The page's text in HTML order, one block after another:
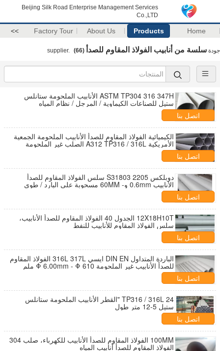
Beijing Silk Road Enterprise Management Services
Co.,LTD
Home
Products
About Us
Factory Tour
>>
جودة سلسة من أنابيب الفولاذ المقاوم للصدأ (66)
ASTM TP304 316 347H الأنابيب الملحومة ستانلس
ستيل للصناعات الكيماوية / المرجل / نظام المياه
اتصل بنا
الكيميائية الفولاذ المقاوم للصدأ الأنابيب الملحومة الجمعية
الأمريكية A312 TP316 / 316L الصلب غير الملحومة
الأنابيب
اتصل بنا
دوبلكس 2205 S31803 سلس الفولاذ المقاوم للصدأ
الأنابيب 0.6mm و- 60MM مسحوبة على البارد / طوى
اتصل بنا
12X18H10T الجدول 40 الفولاذ المقاوم للصدأ الأنابيب،
سلس الفولاذ المقاوم للأنابيب للنفط
اتصل بنا
الباردة المتداول DIN EN ايسي 316L 317L الفولاذ المقاوم
للصدأ الأنابيب غير الملحومة Φ 6.00mm - Φ 610 ملم
اتصل بنا
TP316 / 316L 24 "القطر الأنابيب الملحومة ستانلس
ستيل 5-12 متر طول
اتصل بنا
100MM الفولاذ المقاوم للصدأ الأنابيب للكهرباء، صلب 304
الفولاذ المقاوم للصدأ أنابيب المياه